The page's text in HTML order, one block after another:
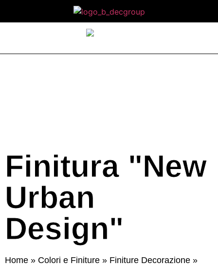
Finitura "New
Urban
Design"
Home » Colori e Finiture » Finiture Decorazione »